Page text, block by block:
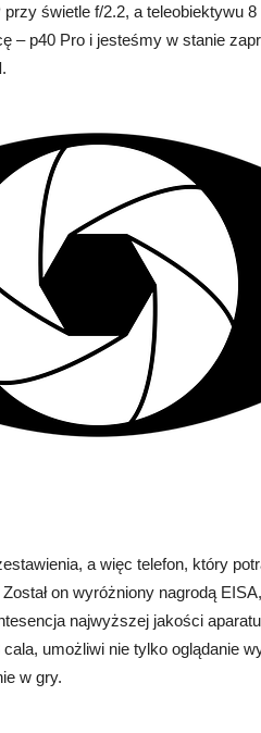
świetle f/2.2, a teleobiektywu
– p40 Pro i jesteśmy w stanie
.
a więc telefon, który
on wyróżniony nagrodą
najwyższej jakości
umożliwi nie tylko oglądanie
w gry.